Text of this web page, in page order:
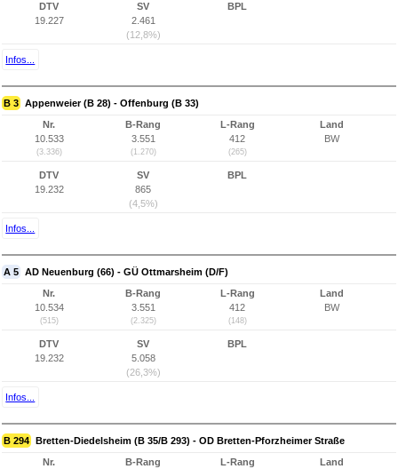
DTV
19.227
SV
2.461
(12,8%)
BPL
Infos...
B 3 Appenweier (B 28) - Offenburg (B 33)
Nr.
10.533
(3.336)
B-Rang
3.551
(1.270)
L-Rang
412
(265)
Land
BW
DTV
19.232
SV
865
(4,5%)
BPL
Infos...
A 5 AD Neuenburg (66) - GÜ Ottmarsheim (D/F)
Nr.
10.534
(515)
B-Rang
3.551
(2.325)
L-Rang
412
(148)
Land
BW
DTV
19.232
SV
5.058
(26,3%)
BPL
Infos...
B 294 Bretten-Diedelsheim (B 35/B 293) - OD Bretten-Pforzheimer Straße
Nr.
B-Rang
L-Rang
Land